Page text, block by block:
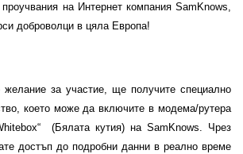
на Интернет компания SamKnows,
доброволци в цяла Европа!
за участие, ще получите специално
което може да включите в модема/рутера
(Бялата кутия) на SamKnows. Чрез
достъп до подробни данни в реално време